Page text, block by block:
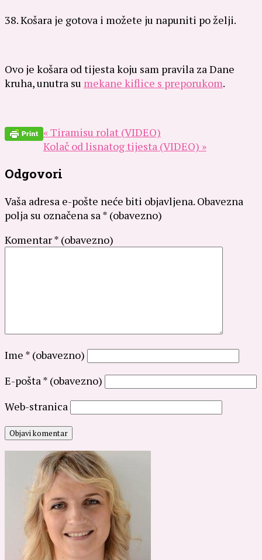
38. Košara je gotova i možete ju napuniti po želji.
Ovo je košara od tijesta koju sam pravila za Dane
kruha, unutra su mekane kiflice s preporukom.
« Tiramisu rolat (VIDEO)
Kolač od lisnatog tijesta (VIDEO) »
Odgovori
Vaša adresa e-pošte neće biti objavljena. Obavezna
polja su označena sa* (obavezno)
Komentar* (obavezno)
Ime * (obavezno)
E-pošta* (obavezno)
Web-stranica